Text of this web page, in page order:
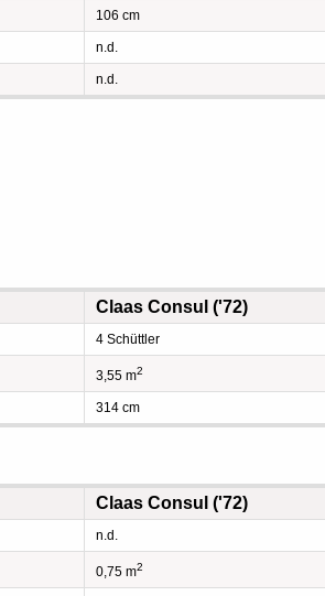
106 cm
n.d.
n.d.
Claas Consul ('72)
4 Schüttler
3,55 m2
314 cm
Claas Consul ('72)
n.d.
0,75 m2